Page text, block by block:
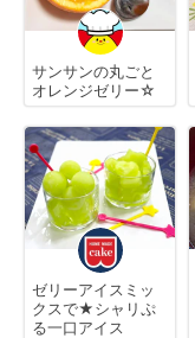
サンサンの丸ごと
オレンジゼリー☆
ゼリーアイスミッ
クスで★シャリぷ
る一口アイス